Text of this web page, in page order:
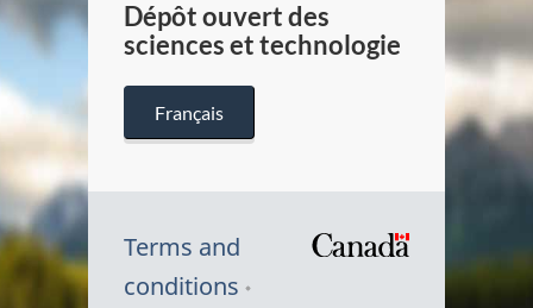
Dépôt ouvert des
sciences et technologie
Français
Terms and
conditions
Symbole